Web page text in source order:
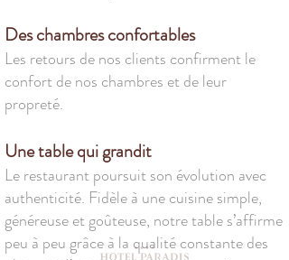
Des chambres confortables
Les retours de nos clients confirment le
confort de nos chambres et de leur
propreté.
Une table qui grandit
Le restaurant poursuit son évolution avec
authenticité. Fidèle à une cuisine simple,
généreuse et goûteuse, notre table s’affirme
peu à peu grâce à la qualité constante des